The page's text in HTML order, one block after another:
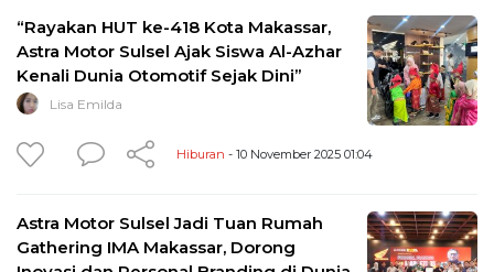
“Rayakan HUT ke-418 Kota Makassar,
Astra Motor Sulsel Ajak Siswa Al-Azhar
Kenali Dunia Otomotif Sejak Dini”
Lisa Emilda
Hiburan - 10 November 2025 01:04
Astra Motor Sulsel Jadi Tuan Rumah
Gathering IMA Makassar, Dorong